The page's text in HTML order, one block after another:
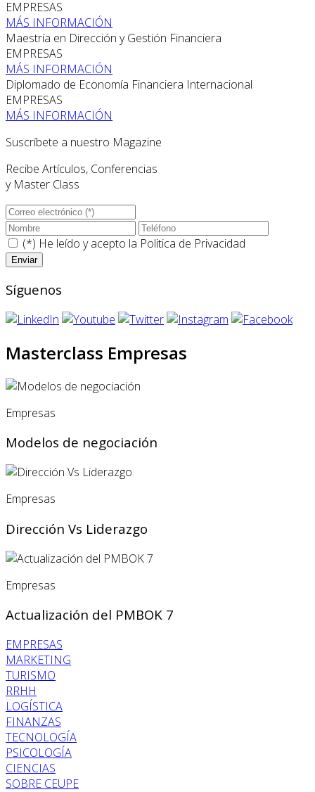
EMPRESAS
MÁS INFORMACIÓN
Maestría en Dirección y Gestión Financiera
EMPRESAS
MÁS INFORMACIÓN
Diplomado de Economía Financiera Internacional
EMPRESAS
MÁS INFORMACIÓN
Suscríbete a nuestro Magazine
Recibe Artículos, Conferencias
y Master Class
(*) He leído y acepto la Politica de Privacidad
Síguenos
Masterclass Empresas
Empresas
Modelos de negociación
Empresas
Dirección Vs Liderazgo
Empresas
Actualización del PMBOK 7
EMPRESAS
MARKETING
TURISMO
RRHH
LOGÍSTICA
FINANZAS
TECNOLOGÍA
PSICOLOGÍA
CIENCIAS
SOBRE CEUPE